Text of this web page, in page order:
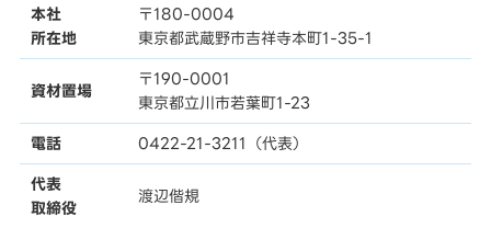
本社
所在地
〒180-0004
東京都武蔵野市吉祥寺本町1-35-1
資材置場
〒190-0001
東京都立川市若葉町1-23
電話 0422-21-3211（代表）
代表
取締役
渡辺偕規